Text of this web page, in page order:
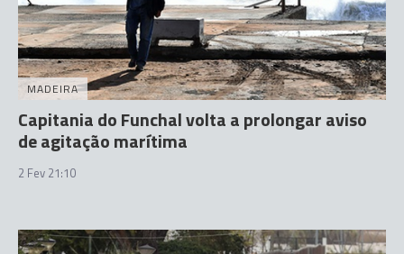
MADEIRA
Capitania do Funchal volta a prolongar aviso
de agitação marítima
2 Fev 21:10